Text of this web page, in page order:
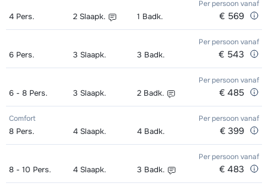
Excellent (Excellence) Schoenen (8
afhankelijk
van week
Goud (Sensation) Ski's + Schoenen
van week
Goud (Sensation) Ski's + Stokken (8
dagen)
afhankelijk
van week
dagen)
van week
Kampioen (Champion) Ski's +
afhankelijk
van week
Kampioen (Champion) Schoenen (8
afhankelijk
van week
Toekomst (Espoir) Ski's + Schoenen
+ Stokken (8 dagen)
afhankelijk
van week
dagen)
van week
Zilver (Evolution) Snowboard +
van week
Zilver (Evolution) Snowboard (8
afhankelijk
van week
van week
Per persoonvanaf
4 Pers. 2 Slaapk. 1 Badk. € 569
Per persoonvanaf
6 Pers. 3 Slaapk. 3 Badk. € 543
Per persoonvanaf
6 - 8 Pers. 3 Slaapk. 2 Badk. € 485
Comfort Per persoonvanaf
8 Pers. 4 Slaapk. 4 Badk. € 399
Per persoonvanaf
8 - 10 Pers. 4 Slaapk. 3 Badk. € 483